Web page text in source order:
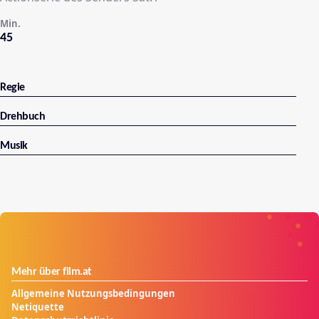
45
Min.
Regie
Drehbuch
Musik
Mehr über film.at
Allgemeine Nutzungsbedingungen
Netiquette